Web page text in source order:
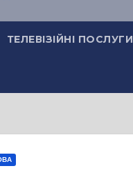
ТЕЛЕВІЗІЙНІ ПОСЛУГИ